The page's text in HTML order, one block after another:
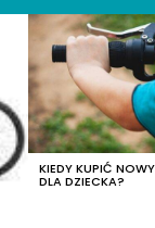
KIEDY KUPIĆ
DLA DZIECKA?